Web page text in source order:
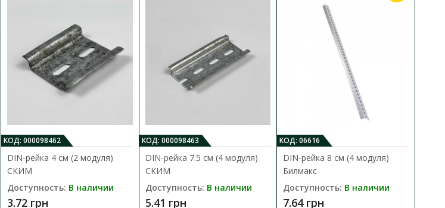
Сальник M32 эластичный Ø15-20мм IP67 ЕТІ ( 1101056 )
Наименование: M32 К..
55.11 грн
В сравнения
В закладки
Фиксатор на DIN-рейку EW-35 ACKO
Доступность:
КОД: 000098462
DIN-рейка 4 см (2 модуля)
СКИМ
Доступность: В наличии
3.72 грн
КОД: 000098463
DIN-рейка 7.5 см (4 модуля)
СКИМ
Доступность: В наличии
5.41 грн
КОД: 06616
DIN-рейка 8 см (4 модуля)
Билмакс
Доступность: В наличии
7.64 грн